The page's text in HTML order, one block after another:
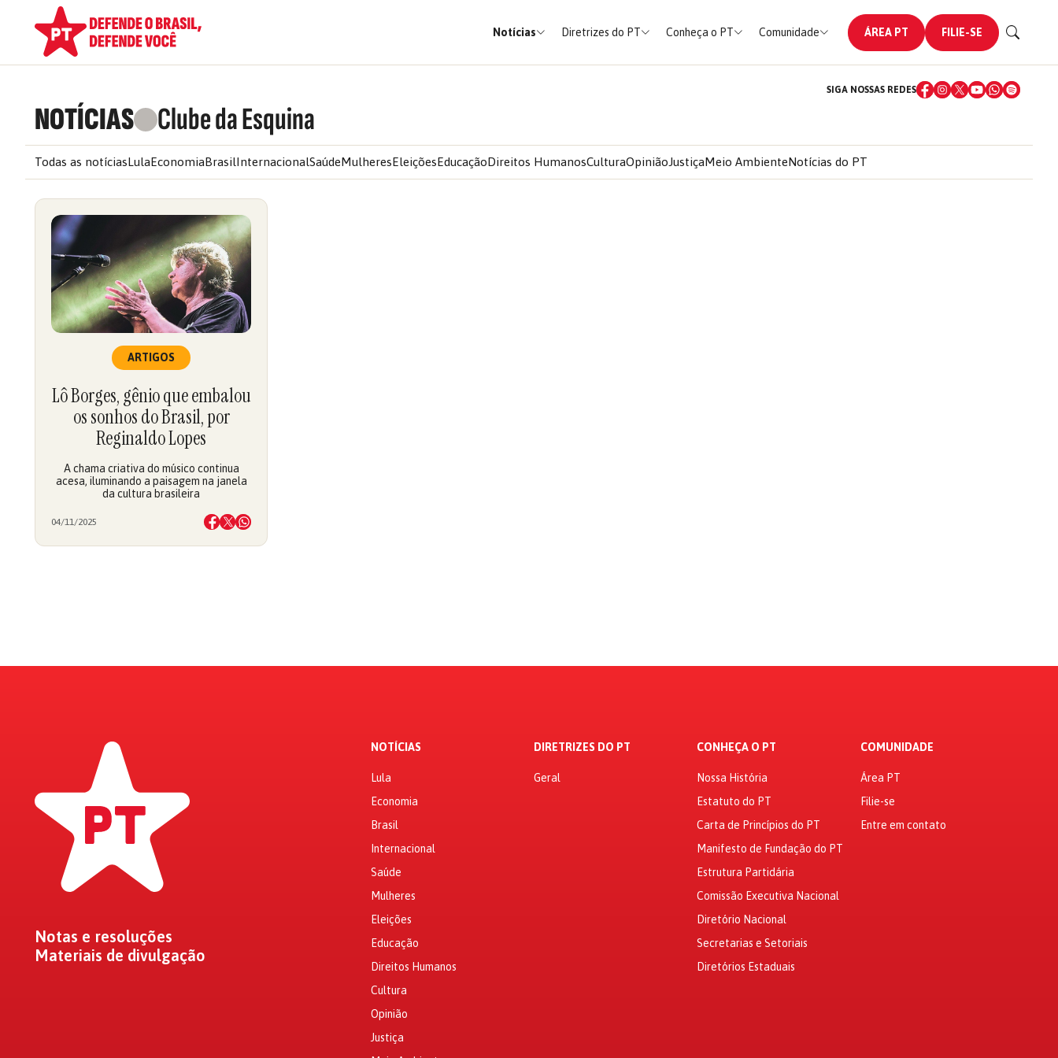
Notícias Diretrizes do PT Conheça o PT Comunidade ÁREA PT FILIE-SE
NOTÍCIAS Clube da Esquina
SIGA NOSSAS REDES
Todas as notíciasLulaEconomiaBrasilInternacionalSaúdeMulheresEleiçõesEducaçãoDireitos HumanosCulturaOpiniãoJustiçaMeio AmbienteNotícias do PT
ARTIGOS
Lô Borges, gênio que embalou
os sonhos do Brasil, por
Reginaldo Lopes
A chama criativa do músico continua
acesa, iluminando a paisagem na janela
da cultura brasileira
04/11/2025
Notas e resoluções
Materiais de divulgação
NOTÍCIAS
Lula
Economia
Brasil
Internacional
Saúde
Mulheres
Eleições
Educação
Direitos Humanos
Cultura
Opinião
Justiça
DIRETRIZES DO PT
Geral
CONHEÇA O PT
Nossa História
Estatuto do PT
Carta de Princípios do PT
Manifesto de Fundação do PT
Estrutura Partidária
Comissão Executiva Nacional
Diretório Nacional
Secretarias e Setoriais
Diretórios Estaduais
COMUNIDADE
Área PT
Filie-se
Entre em contato